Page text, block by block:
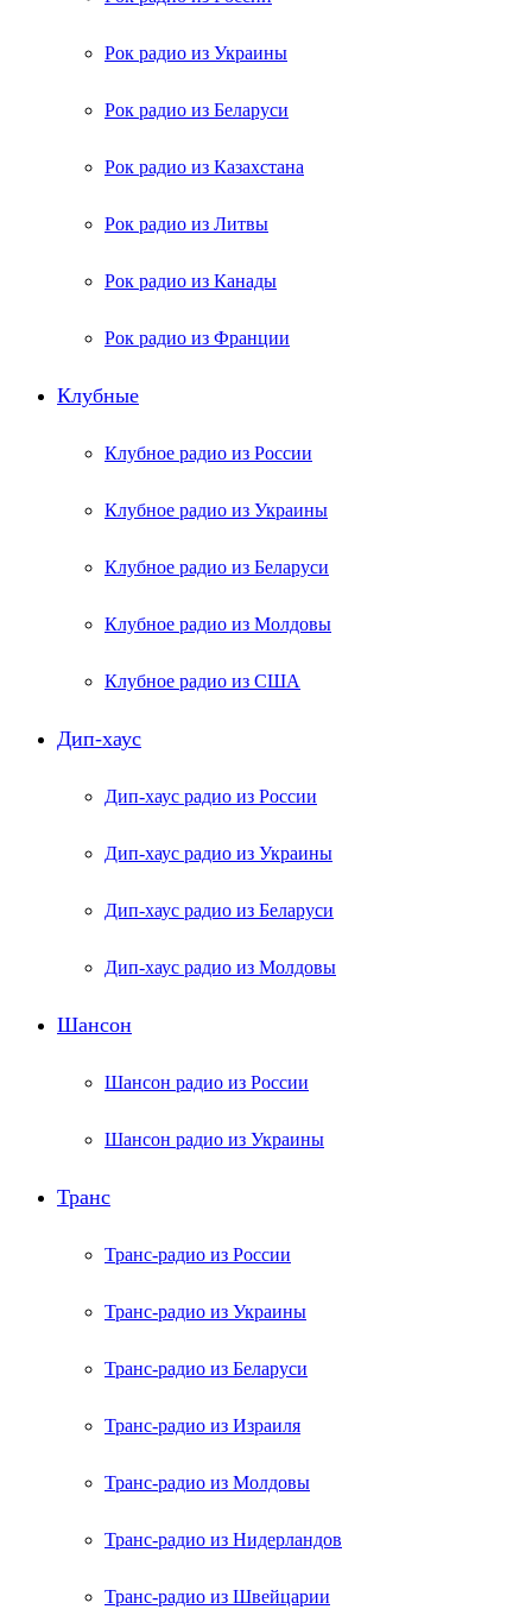
Рок радио из Украины
Рок радио из Беларуси
Рок радио из Казахстана
Рок радио из Литвы
Рок радио из Канады
Рок радио из Франции
Клубные
Клубное радио из России
Клубное радио из Украины
Клубное радио из Беларуси
Клубное радио из Молдовы
Клубное радио из США
Дип-хаус
Дип-хаус радио из России
Дип-хаус радио из Украины
Дип-хаус радио из Беларуси
Дип-хаус радио из Молдовы
Шансон
Шансон радио из России
Шансон радио из Украины
Транс
Транс-радио из России
Транс-радио из Украины
Транс-радио из Беларуси
Транс-радио из Израиля
Транс-радио из Молдовы
Транс-радио из Нидерландов
Транс-радио из Швейцарии